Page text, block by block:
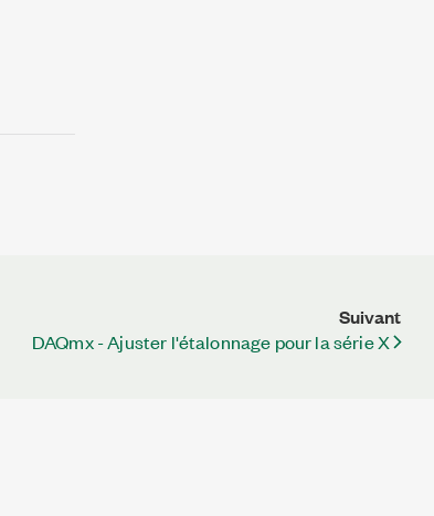
Suivant
DAQmx - Ajuster l'étalonnage pour la série X